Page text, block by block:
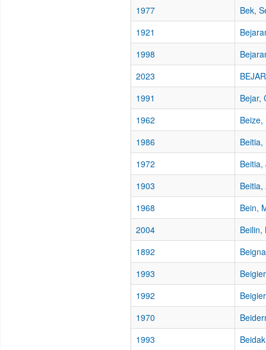
1977
Bek,
1921
1998
2023
1991
Bejar,
1962
1986
1972
Beitia,
1903
Beitia,
1968
Bein,
2004
Beilin,
1892
1993
1992
1970
1993